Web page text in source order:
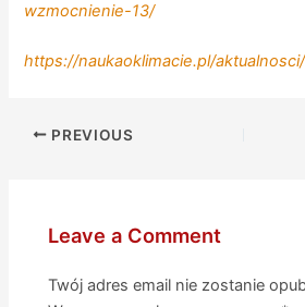
wzmocnienie-13/
https://naukaoklimacie.pl/
PREVIOUS
Leave a Comment
Twój adres email nie zostanie